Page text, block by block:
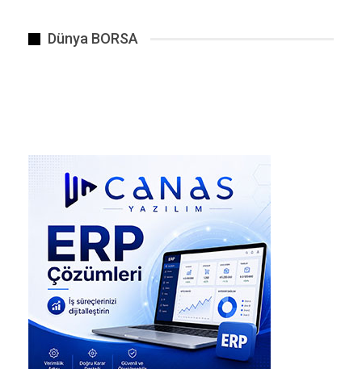
ABD’de yapılan bir araştırmada, yüksek hava
milyonlarca erken ölüme neden olduğunu
belirtiyor.
Uzmanlar Uyarıyor
Nöroloji uzmanları, özellikle büyük şehirlerde
yaşayanların bu riski azaltmak için:
✔ Hava kalitesi takibi yapmalarını,
✔ Yoğun trafikli bölgelerde uzun süre
kalmamalarını,
✔ Eve hava filtreleme sistemleri kurmalarını**
Dünya BORSA